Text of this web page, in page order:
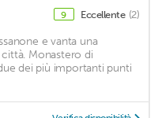
9 Eccellente (2)
e vanta una
Monastero di
dei più importanti punti